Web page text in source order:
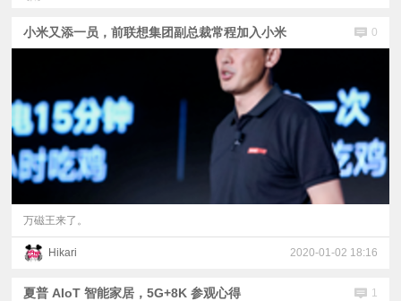
小米又添一员，前联想集团副总裁常程加入小米 0
万磁王来了。
Hikari 2020-01-02 18:16
夏普 AIoT 智能家居，5G+8K 参观心得 1